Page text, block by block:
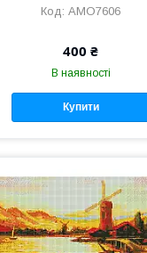
AMO7606
400 ₴
В наявності
Купити